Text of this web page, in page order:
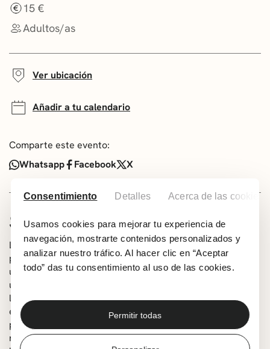
Consentimiento Detalles Acerca de las cookies
Usamos cookies para mejorar tu experiencia de
navegación, mostrarte contenidos personalizados y
analizar nuestro tráfico. Al hacer clic en “Aceptar
todo” das tu consentimiento al uso de las cookies.
Permitir todas
15 €
Adultos/as
Ver ubicación
Añadir a tu calendario
Comparte este evento:
Whatsapp
Facebook X
SOBRE EL ESPECTÁCULO
La banda getxotarra Smile regresa a Muxikebarri para
presentar ‘Chispa’, su nuevo trabajo discográfico. Con
una trayectoria marcada por la energía, el optimismo y
un sonido propio que fusiona pop, rock y melodías
luminosas, el grupo ofrece un repertorio lleno de
emoción y vitalidad. Este concierto será una oportunidad
para descubrir las nuevas canciones de la formación y
reencontrarse con la esencia de una banda que celebra